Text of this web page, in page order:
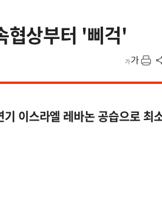
협상부터 '삐걱'
이스라엘 레바논 공습으로 최